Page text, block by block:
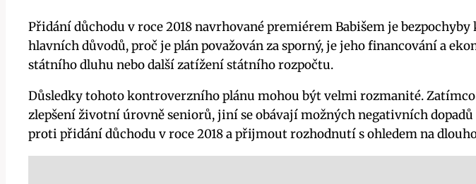
Přidání důchodu v roce 2018 navrhované premiérem Babišem je
hlavních důvodů, proč je plán považován za sporný, je jeho financování a
státního dluhu nebo další zatížení státního rozpočtu.
Důsledky tohoto kontroverzního plánu mohou být velmi rozmanité.
zlepšení životní úrovně seniorů, jiní se obávají možných negativních
proti přidání důchodu v roce 2018 a přijmout rozhodnutí s ohledem na